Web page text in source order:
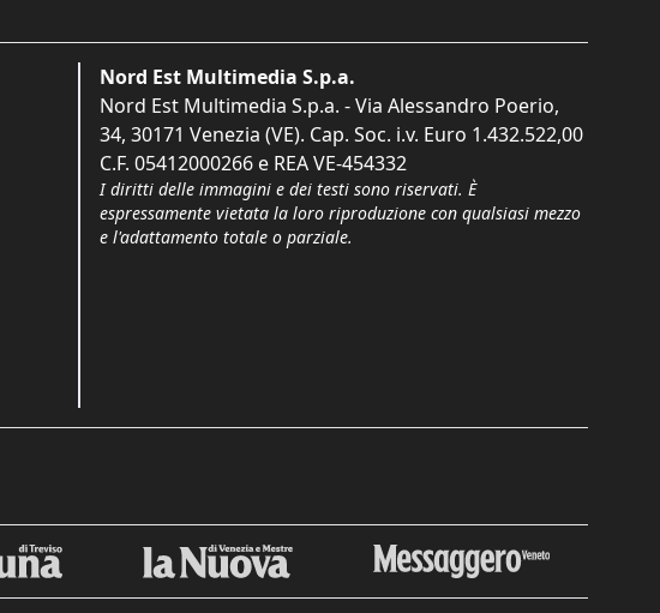
Nord Est Multimedia S.p.a.
Nord Est Multimedia S.p.a. - Via Alessandro Poerio,
34, 30171 Venezia (VE). Cap. Soc. i.v. Euro 1.432.522,00
C.F. 05412000266 e REA VE-454332
I diritti delle immagini e dei testi sono riservati. È
espressamente vietata la loro riproduzione con qualsiasi mezzo
e l'adattamento totale o parziale.